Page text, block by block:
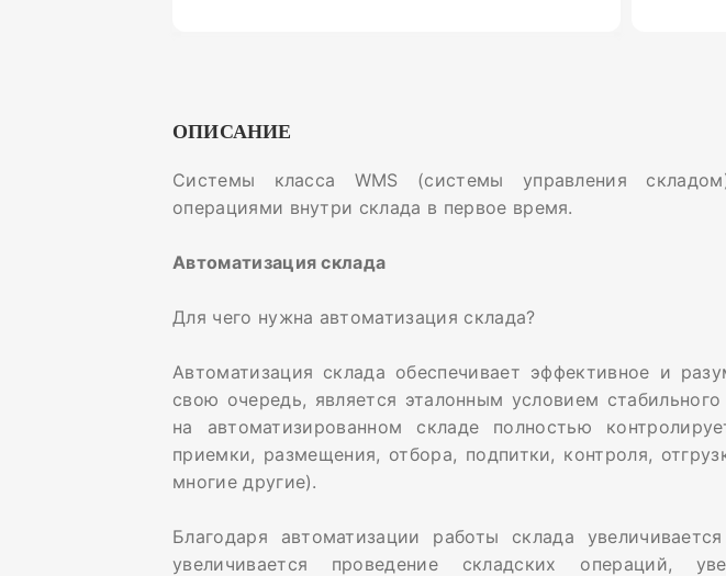
ОПИСАНИЕ
Системы класса WMS (системы управления
операциями внутри склада в первое время.
Автоматизация склада
Для чего нужна автоматизация склада?
Автоматизация склада обеспечивает эффективное и
свою очередь, является эталонным условием
на автоматизированном складе полностью
приемки, размещения, отбора, подпитки, контроля,
многие другие).
Благодаря автоматизации работы склада
увеличивается проведение складских операций,